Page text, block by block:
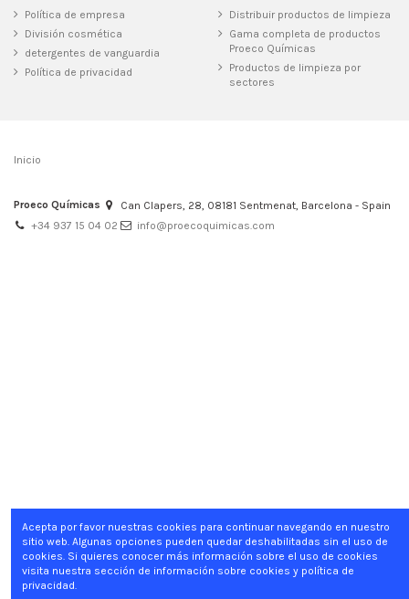
Política de empresa
División cosmética
detergentes de vanguardia
Política de privacidad
Distribuir productos de limpieza
Gama completa de productos
Proeco Químicas
Productos de limpieza por
sectores
Inicio
Proeco Químicas
Can Clapers, 28, 08181 Sentmenat, Barcelona - Spain
+34 937 15 04 02
info@proecoquimicas.com
Acepta por favor nuestras cookies para continuar navegando en nuestro
sitio web. Algunas opciones pueden quedar deshabilitadas sin el uso de
cookies. Si quieres conocer más información sobre el uso de cookies
visita nuestra sección de información sobre cookies y política de
privacidad.